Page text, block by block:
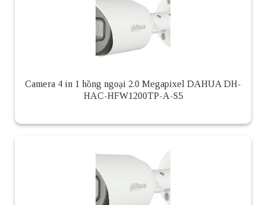
Camera 4 in 1 hồng ngoại 2.0 Megapixel DAHUA DH-
HAC-HFW1200TP-A-S5